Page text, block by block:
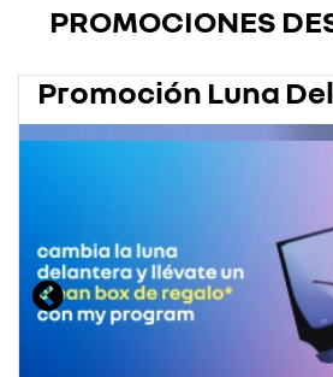
PROMOCIONES
Promoción Luna